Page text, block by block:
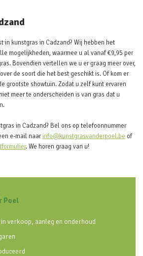
in kunstgras in Cadzand? Wij hebben het
mogelijkheden, waarmee u al vanaf €9,95 per
Bovendien vertellen we u er graag meer over,
de soort die het best geschikt is. Of kom er
grootste showtuin. Zodat u zelf kunt ervaren
meer te onderscheiden is van gras dat u
in Cadzand? Bel ons op telefoonnummer
e-mail naarinfo@kunstgrasvanderpoel.be of
. We horen graag van u!
Poel
verkoop, aanleg en onderhoud